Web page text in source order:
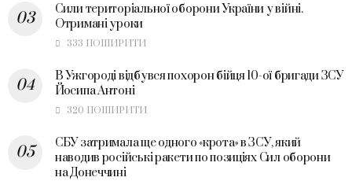
Сили територіальної оборони України у війні.
Отримані уроки
333 ПОШИРИТИ
В Ужгороді відбувся похорон бійця 10-ої бригади ЗСУ
Йосипа Антоні
320 ПОШИРИТИ
СБУ затримала ще одного «крота» в ЗСУ, який
наводив російські ракети по позиціях Сил оборони
на Донеччині